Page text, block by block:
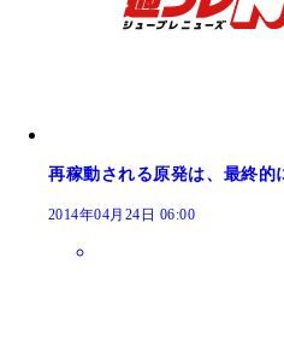
再稼動される原発は、最終的
2014年04月24日 06:00